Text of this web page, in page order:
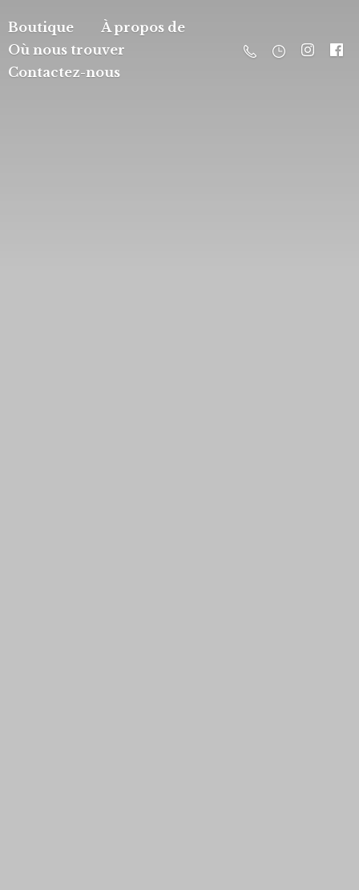
Boutique
À propos de
Où nous trouver
Contactez-nous